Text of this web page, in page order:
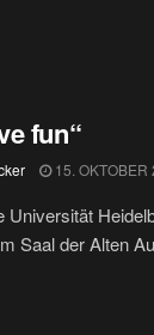
fun“
15. OKTOBER
Saal der Alten